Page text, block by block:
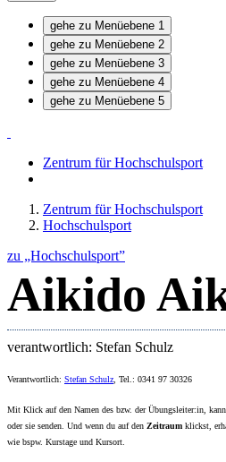
gehe zu Menüebene 1
gehe zu Menüebene 2
gehe zu Menüebene 3
gehe zu Menüebene 4
gehe zu Menüebene 5
Zentrum für Hochschulsport
Zentrum für Hochschulsport
Hochschulsport
zu „Hochschulsport”
Aikido
verantwortlich: Stefan Schulz
Verantwortlich: Stefan Schulz , Tel.: 0341 97 30326
Mit Klick auf den Namen des bzw. der Übungsleiter:in,
oder sie senden. Und wenn du auf den Zeitraum klickst,
wie bspw. Kurstage und Kursort.